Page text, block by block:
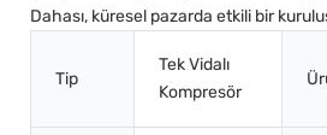
Dahası, küresel pazarda etkili bir
Tip
Tek Vidalı
Kompresör